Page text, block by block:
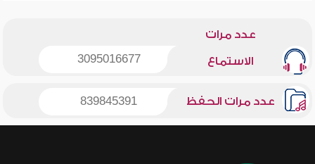
عدد مرات
الاستماع 3095016677
عدد مرات الحفظ 839845391